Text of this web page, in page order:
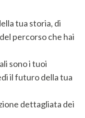
tua storia, di
percorso che hai
sono i tuoi
il futuro della tua
dettagliata dei